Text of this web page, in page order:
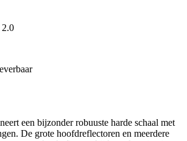
een bijzonder robuuste harde schaal met
De grote hoofdreflectoren en meerdere